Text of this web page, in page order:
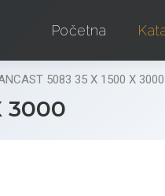
Početna
5083 35 X 1500 X 3000
3000